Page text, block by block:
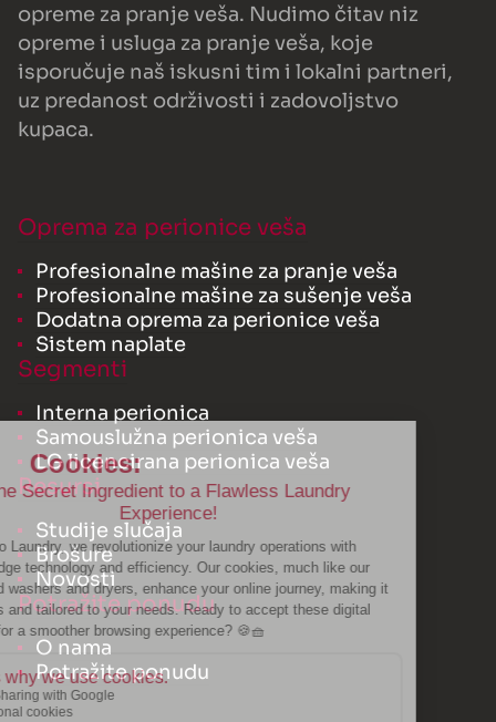
opreme za pranje veša. Nudimo čitav niz
opreme i usluga za pranje veša, koje
isporučuje naš iskusni tim i lokalni partneri,
uz predanost održivosti i zadovoljstvo
kupaca.
Oprema za perionice veša
Profesionalne mašine za pranje veša
Profesionalne mašine za sušenje veša
Dodatna oprema za perionice veša
Sistem naplate
Segmenti
Interna perionica
Samouslužna perionica veša
LG licencirana perionica veša
Resursi
Studije slučaja
Brošure
Novosti
Potražite ponudu
O nama
Potražite ponudu